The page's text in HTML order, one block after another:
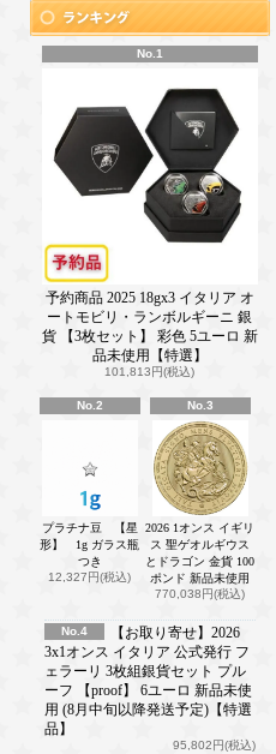
No.1
予約商品 2025 18gx3 イタリア オ
ートモビリ・ランボルギーニ 銀
貨 【3枚セット】 彩色 5ユーロ 新
品未使用【特選】
101,813円(税込)
No.2
プラチナ豆 【星
形】 1g ガラス瓶
つき
12,327円(税込)
No.3
2026 1オンス イギリ
ス 聖ゲオルギウス
とドラゴン 金貨 100
ポンド 新品未使用
770,038円(税込)
No.4
【お取り寄せ】2026
3x1オンス イタリア 公式発行 フ
ェラーリ 3枚組銀貨セット プル
ーフ 【proof】 6ユーロ 新品未使
用 (8月中旬以降発送予定)【特選
品】
95,802円(税込)